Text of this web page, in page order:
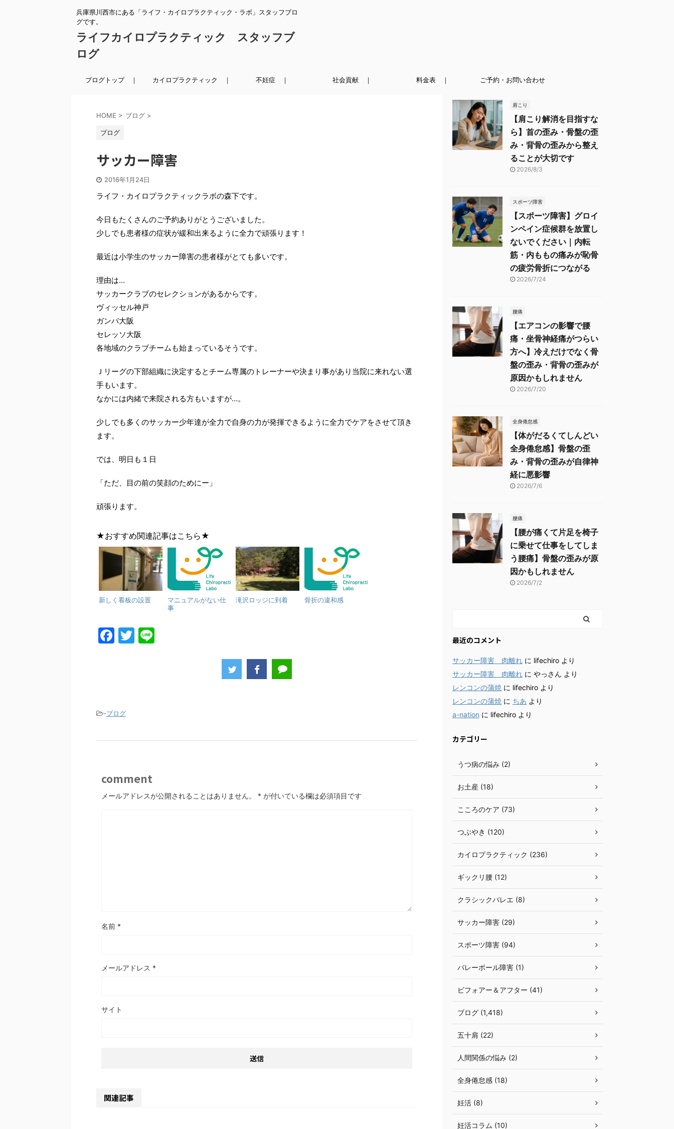
兵庫県川西市にある「ライフ・カイロプラクティック・ラボ」スタッフブロ
グです。
ライフカイロプラクティック スタッフブ
ログ
ブログトップ ｜ カイロプラクティック ｜ 不妊症 ｜ 社会貢献 ｜ 料金表 ｜ ご予約・お問い合わせ
HOME > ブログ >
ブログ
サッカー障害
2016年1月24日
ライフ・カイロプラクティックラボの森下です。
今日もたくさんのご予約ありがとうございました。
少しでも患者様の症状が緩和出来るように全力で頑張ります！
最近は小学生のサッカー障害の患者様がとても多いです。
理由は…
サッカークラブのセレクションがあるからです。
ヴィッセル神戸
ガンバ大阪
セレッソ大阪
各地域のクラブチームも始まっているそうです。
Ｊリーグの下部組織に決定するとチーム専属のトレーナーや決まり事があり当院に来れない選
手もいます。
なかには内緒で来院される方もいますが…。
少しでも多くのサッカー少年達が全力で自身の力が発揮できるように全力でケアをさせて頂き
ます。
では、明日も１日
「ただ、目の前の笑顔のためにー」
頑張ります。
★おすすめ関連記事はこちら★
新しく看板の設置
マニュアルがない仕
事
滝沢ロッジに到着 骨折の違和感
F
o
k
T
-ブログ
comment
メールアドレスが公開されることはありません。 * が付いている欄は必須項目です
名前 *
メールアドレス *
サイト
関連記事
肩こり
【肩こり解消を目指すな
ら】首の歪み・骨盤の歪
み・背骨の歪みから整え
ることが大切です
2026/8/3
スポーツ障害
【スポーツ障害】グロイ
ンペイン症候群を放置し
ないでください｜内転
筋・内ももの痛みが恥骨
の疲労骨折につながる
2026/7/24
腰痛
【エアコンの影響で腰
痛・坐骨神経痛がつらい
方へ】冷えだけでなく骨
盤の歪み・背骨の歪みが
原因かもしれません
2026/7/20
全身倦怠感
【体がだるくてしんどい
全身倦怠感】骨盤の歪
み・背骨の歪みが自律神
経に悪影響
2026/7/6
腰痛
【腰が痛くて片足を椅子
に乗せて仕事をしてしま
う腰痛】骨盤の歪みが原
因かもしれません
2026/7/2
最近のコメント
サッカー障害 肉離れ に lifechiro より
サッカー障害 肉離れ に やっさん より
レンコンの蒲焼 に lifechiro より
レンコンの蒲焼 に ちあ より
a-nation に lifechiro より
カテゴリー
うつ病の悩み (2)
お土産 (18)
こころのケア (73)
つぶやき (120)
カイロプラクティック (236)
ギックリ腰 (12)
クラシックバレエ (8)
サッカー障害 (29)
スポーツ障害 (94)
バレーボール障害 (1)
ビフォアー＆アフター (41)
ブログ (1,418)
五十肩 (22)
人間関係の悩み (2)
全身倦怠感 (18)
妊活 (8)
妊活コラム (10)